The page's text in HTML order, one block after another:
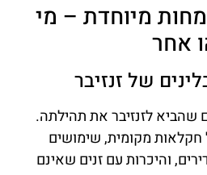
מיוחדת – מי
אחר
של זנזיבר
שהביא לזנזיבר את תהילתה.
חקלאות מקומית, שימושים
והיכרות עם זנים שאינם